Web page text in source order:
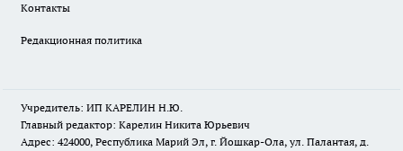
Контакты
Редакционная политика
Учредитель: ИП КАРЕЛИН Н.Ю.
Главный редактор: Карелин Никита Юрьевич
Адрес: 424000, Республика Марий Эл, г. Йошкар-Ола, ул. Палантая, д.